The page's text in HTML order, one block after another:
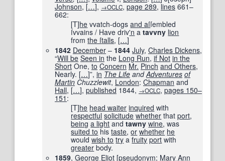
Johnson, […], →OCLC, page 289, lines 661–
662:
[T]he vvatch-dogsand aſſembled
ſvvains / Have driv'n atavvny lion
fromthe ſtalls, […]
1842 December – 1844 July, Charles Dickens,
“Will be Seen in the Long Run, if Not in the
Short One, to Concern Mr. Pinch and Others,
Nearly. […]”, in The Life andAdventures of
Martin Chuzzlewit, London: Chapman and
Hall, […], published 1844, →OCLC, pages 150–
151 :
[T]he head waiter inquired with
respectful solicitude whether thatport,
being a light andtawny wine, was
suited to histaste,or whether he
wouldwish to try afruity port with
greater body.
1859, George Eliot [pseudonym; Mary Ann